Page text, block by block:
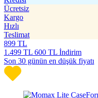
Ücretsiz
Kargo
Hızlı
Teslimat
899 TL
1.499 TL 600 TL İndirim
Son 30 günün en düşük fiyatı